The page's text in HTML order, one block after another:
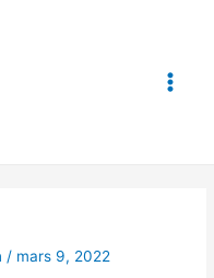
/ mars 9, 2022